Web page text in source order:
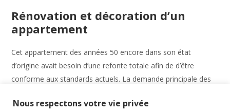
Rénovation et décoration d’un
appartement
Cet appartement des années 50 encore dans son état
d’origine avait besoin d’une refonte totale afin de d’être
conforme aux standards actuels. La demande principale des
thermique et acoustique des planchers et murs périphériques.
Nous respectons votre vie privée